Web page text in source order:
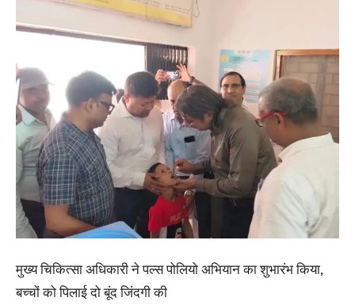
मुख्य चिकित्सा अधिकारी ने पल्स पोलियो अभियान का शुभारंभ किया,
बच्चों को पिलाई दो बूंद जिंदगी की